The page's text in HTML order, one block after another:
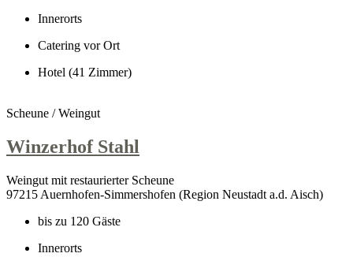
Innerorts
Catering vor Ort
Hotel (41 Zimmer)
Scheune / Weingut
Winzerhof Stahl
Weingut mit restaurierter Scheune
97215 Auernhofen-Simmershofen (Region Neustadt a.d. Aisch)
bis zu 120 Gäste
Innerorts